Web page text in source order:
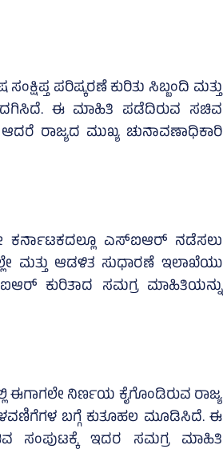
ಪರಿಷ್ಕರಣೆ ಕುರಿತು ಸಿಬ್ಬಂದಿ ಮತ್ತು
ಈ ಮಾಹಿತಿ ಪಡೆದಿರುವ ಸಚಿವ
ರಾಜ್ಯದ ಮುಖ್ಯ ಚುನಾವಣಾಧಿಕಾರಿ
ಕರ್ನಾಟಕದಲ್ಲೂ ಎಸ್‌ಐಆರ್ ನಡೆಸಲು
ಮತ್ತು ಆಡಳಿತ ಸುಧಾರಣೆ ಇಲಾಖೆಯು
ಕುರಿತಾದ ಸಮಗ್ರ ಮಾಹಿತಿಯನ್ನು
ನಿರ್ಣಯ ಕೈಗೊಂಡಿರುವ ರಾಜ್ಯ
ಬಗ್ಗೆ ಕುತೂಹಲ ಮೂಡಿಸಿದೆ. ಈ
ಸಂಪುಟಕ್ಕೆ ಇದರ ಸಮಗ್ರ ಮಾಹಿತಿ